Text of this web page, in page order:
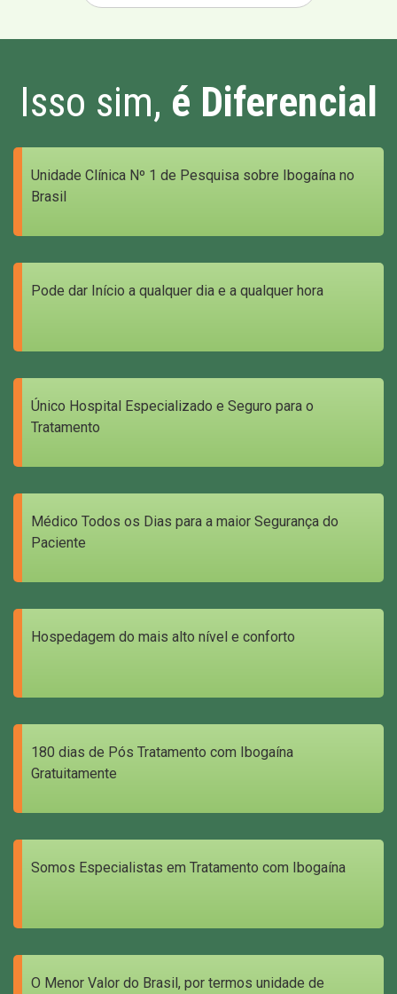
Isso sim, é Diferencial
Unidade Clínica Nº 1 de Pesquisa sobre Ibogaína no
Brasil
Pode dar Início a qualquer dia e a qualquer hora
Único Hospital Especializado e Seguro para o
Tratamento
Médico Todos os Dias para a maior Segurança do
Paciente
Hospedagem do mais alto nível e conforto
180 dias de Pós Tratamento com Ibogaína
Gratuitamente
Somos Especialistas em Tratamento com Ibogaína
O Menor Valor do Brasil, por termos unidade de